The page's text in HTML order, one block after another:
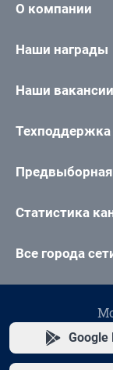
О компании
Наши награды
Наши вакансии
Техподдержка
Предвыборная
Статистика
Все города
Google